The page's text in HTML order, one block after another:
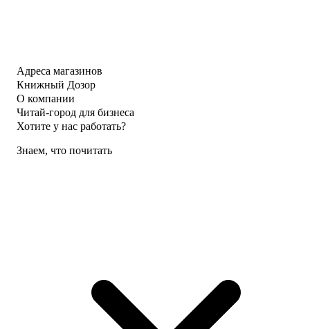
Адреса магазинов
Книжный Дозор
О компании
Читай-город для бизнеса
Хотите у нас работать?
Знаем, что почитать